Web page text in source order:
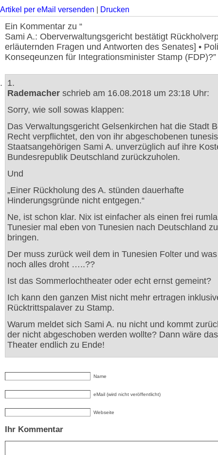
Artikel per eMail versenden Drucken
Ein Kommentar zu “
Sami A.: Oberverwaltungsgericht bestätigt
erläuternden Fragen und Antworten des Senates] •
Konseqeunzen für Integrationsminister Stamp (FDP)?”
1.
Rademacher schrieb am 16.08.2018 um 23:18 Uhr:
Sorry, wie soll sowas klappen:
Das Verwaltungsgericht Gelsenkirchen hat die Stadt
Recht verpflichtet, den von ihr abgeschobenen
Staatsangehörigen Sami A. unverzüglich auf ihre
Bundesrepublik Deutschland zurückzuholen.
Und
„Einer Rückholung des A. stünden dauerhafte
Hinderungsgründe nicht entgegen.“
Ne, ist schon klar. Nix ist einfacher als einen frei
Tunesier mal eben von Tunesien nach Deutschland
bringen.
Der muss zurück weil dem in Tunesien Folter und
noch alles droht …..??
Ist das Sommerlochtheater oder echt ernst gemeint?
Ich kann den ganzen Mist nicht mehr ertragen
Rücktrittspalaver zu Stamp.
Warum meldet sich Sami A. nu nicht und kommt
der nicht abgeschoben werden wollte? Dann wäre
Theater endlich zu Ende!
Name
eMail (wird nicht veröffentlicht)
Webseite
Ihr Kommentar